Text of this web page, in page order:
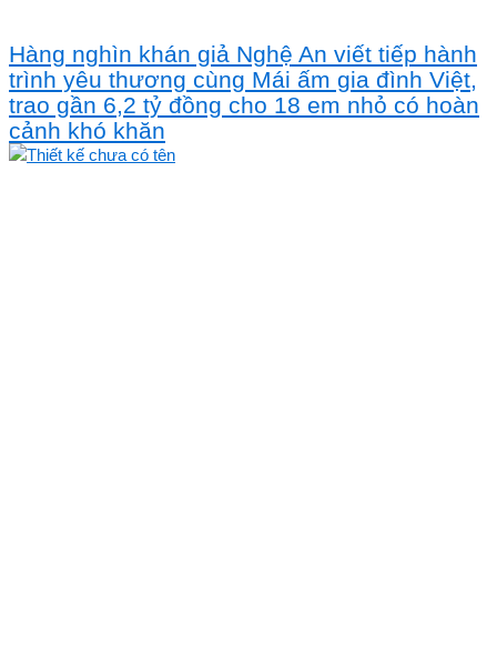
Hàng nghìn khán giả Nghệ An viết tiếp hành
trình yêu thương cùng Mái ấm gia đình Việt,
trao gần 6,2 tỷ đồng cho 18 em nhỏ có hoàn
cảnh khó khăn